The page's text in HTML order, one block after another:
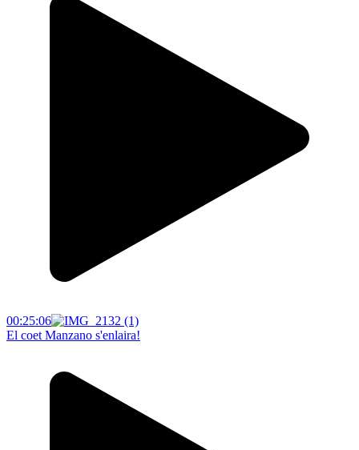
00:25:06
El coet Manzano s'enlaira!